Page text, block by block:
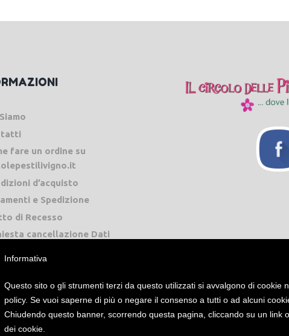
fare un ordine su
d’acquisto
e Spedizione
di Recesso
cancellazione Dati
Pesti Livigno © 2024 Tutti i diritti riservati. -Privacy Policy-Cookie Policy
Informativa
Questo sito o gli strumenti terzi da questo utilizzati si avvalgono di
policy. Se vuoi saperne di più o negare il consenso a tutti o ad alcuni
Chiudendo questo banner, scorrendo questa pagina, cliccando su un link
dei cookie.